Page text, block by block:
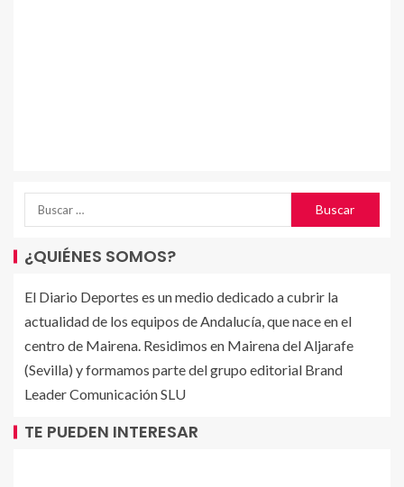
¿QUIÉNES SOMOS?
El Diario Deportes es un medio dedicado a cubrir la
actualidad de los equipos de Andalucía, que nace en el
centro de Mairena. Residimos en Mairena del Aljarafe
(Sevilla) y formamos parte del grupo editorial Brand
Leader Comunicación SLU
TE PUEDEN INTERESAR